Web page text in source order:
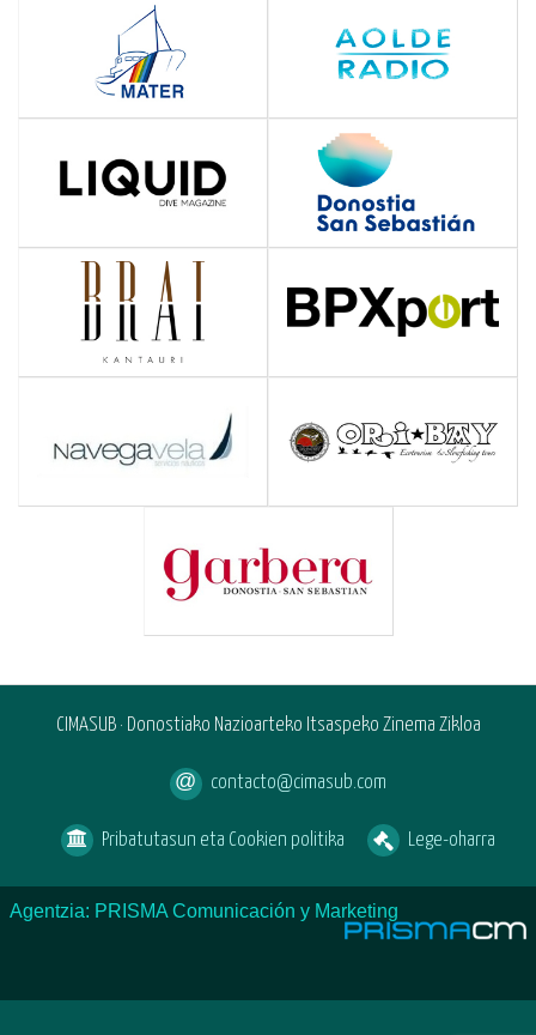
CIMASUB · Donostiako Nazioarteko Itsaspeko Zinema Zikloa
contacto@cimasub.com
Pribatutasun eta Cookien politika Lege-oharra
Agentzia: PRISMA Comunicación y Marketing